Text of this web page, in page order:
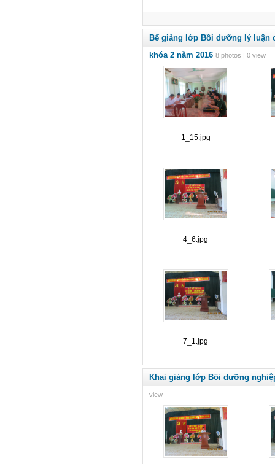
Bế giảng lớp Bồi dưỡng lý luận
khóa 2 năm 2016 8 photos | 0 view
1_15.jpg
4_6.jpg
7_1.jpg
Khai giảng lớp Bồi dưỡng
view